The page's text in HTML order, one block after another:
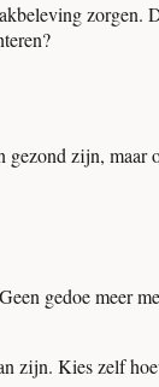
zorgen.
gezond zijn, maar
gedoe meer
zijn. Kies zelf